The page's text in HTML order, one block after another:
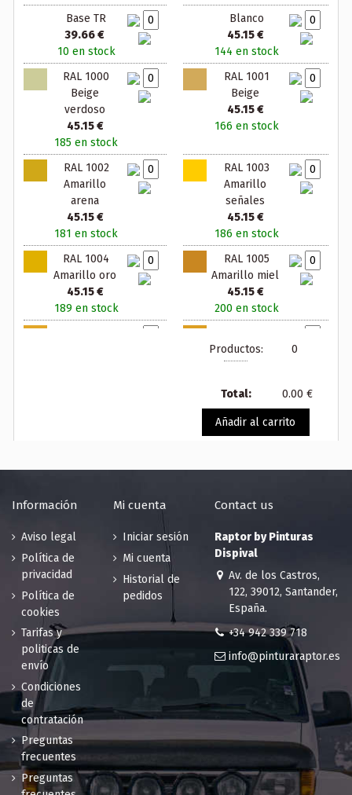
Base TR
39.66 €
10 en stock
Blanco
45.15 €
144 en stock
RAL 1000
Beige
verdoso
45.15 €
185 en stock
RAL 1001
Beige
45.15 €
166 en stock
RAL 1002
Amarillo
arena
45.15 €
181 en stock
RAL 1003
Amarillo
señales
45.15 €
186 en stock
RAL 1004
Amarillo oro
45.15 €
189 en stock
RAL 1005
Amarillo miel
45.15 €
200 en stock
Amarillo
200 en stock
200 en stock
RAL 1012
45.15 €
Blanco perla
194 en stock
Marfil
45.15 €
RAL 1015
Marfil claro
45.15 €
185 en stock
RAL 1016
Amarillo
azufre
45.15 €
189 en stock
RAL 1017
azafrán
200 en stock
zinc
200 en stock
RAL 1019
Beige
RAL 1020
Amarillo oliva
Productos: 0
Total: 0.00 €
Añadir al carrito
Información
Aviso legal
Política de
privacidad
Política de
cookies
Tarifas y
politicas de
envío
Condiciones
de
contratación
Preguntas
frecuentes
Preguntas
Mi cuenta
Iniciar sesión
Mi cuenta
Historial de
pedidos
Contact us
Raptor by Pinturas
Dispival
Av. de los Castros,
122, 39012, Santander,
España.
+34 942 339 718
info@pinturaraptor.es